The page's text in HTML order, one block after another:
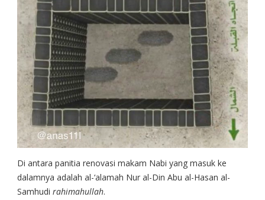
Di antara panitia renovasi makam Nabi yang masuk ke
dalamnya adalah al-‘alamah Nur al-Din Abu al-Hasan al-
Samhudi rahimahullah.